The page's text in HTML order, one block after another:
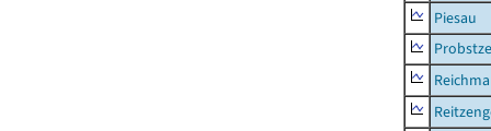
Piesau